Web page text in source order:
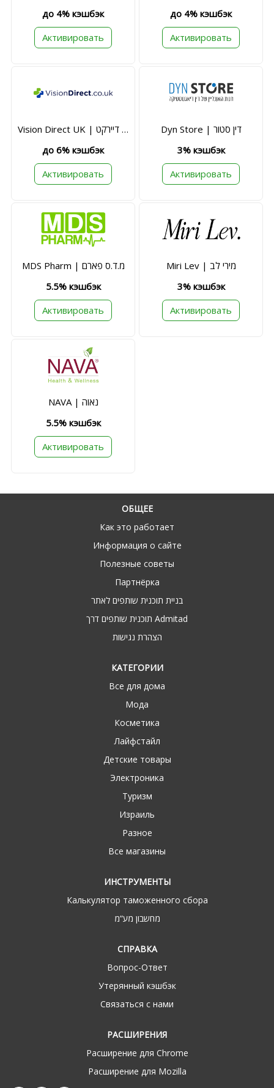
до 4% кэшбэк
Активировать
до 4% кэшбэк
Активировать
Vision Direct UK | וויז'ן דיירקט
до 6% кэшбэк
Активировать
Dyn Store | דין סטור
3% кэшбэк
Активировать
MDS Pharm | מ.ד.ס פארם
5.5% кэшбэк
Активировать
Miri Lev | מירי לב
3% кэшбэк
Активировать
NAVA | נאוה
5.5% кэшбэк
Активировать
ОБЩЕЕ
Как это работает
Информация о сайте
Полезные советы
Партнёрка
בניית תוכנית שותפים לאתר
תוכנית שותפים דרך Admitad
הצהרת נגישות
КАТЕГОРИИ
Все для дома
Мода
Косметика
Лайфстайл
Детские товары
Электроника
Туризм
Израиль
Разное
Все магазины
ИНСТРУМЕНТЫ
Калькулятор таможенного сбора
מחשבון מע“מ
СПРАВКА
Вопрос-Ответ
Утерянный кэшбэк
Связаться с нами
РАСШИРЕНИЯ
Расширение для Chrome
Расширение для Mozilla